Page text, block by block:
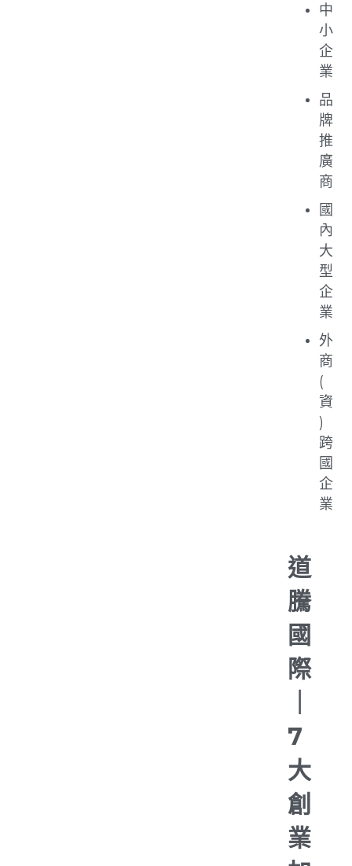
中
小
企
業
品
牌
推
廣
商
國
內
大
型
企
業
外
商
(
資
)
跨
國
企
業
道
騰
國
際
7
大
創
業